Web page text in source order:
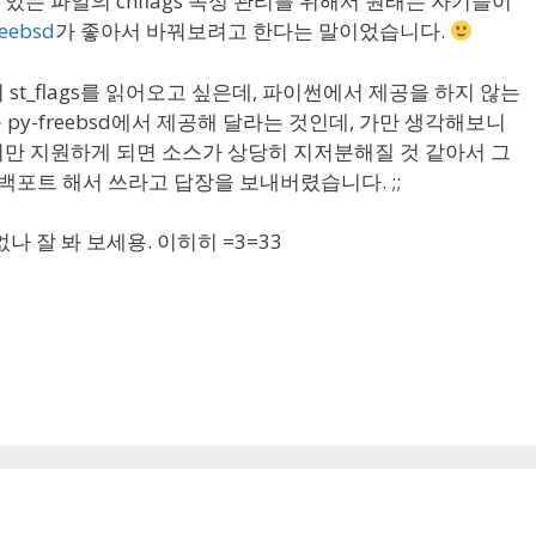
가 좋아서 바꿔보려고 한다는 말이었습니다.
를 읽어오고 싶은데, 파이썬에서 제공을 하지 않는
freebsd에서 제공해 달라는 것인데, 가만 생각해보니
지원하게 되면 소스가 상당히 지저분해질 것 같아서 그
포트 해서 쓰라고 답장을 보내버렸습니다. ;;
잘 봐 보세용. 이히히 =3=33